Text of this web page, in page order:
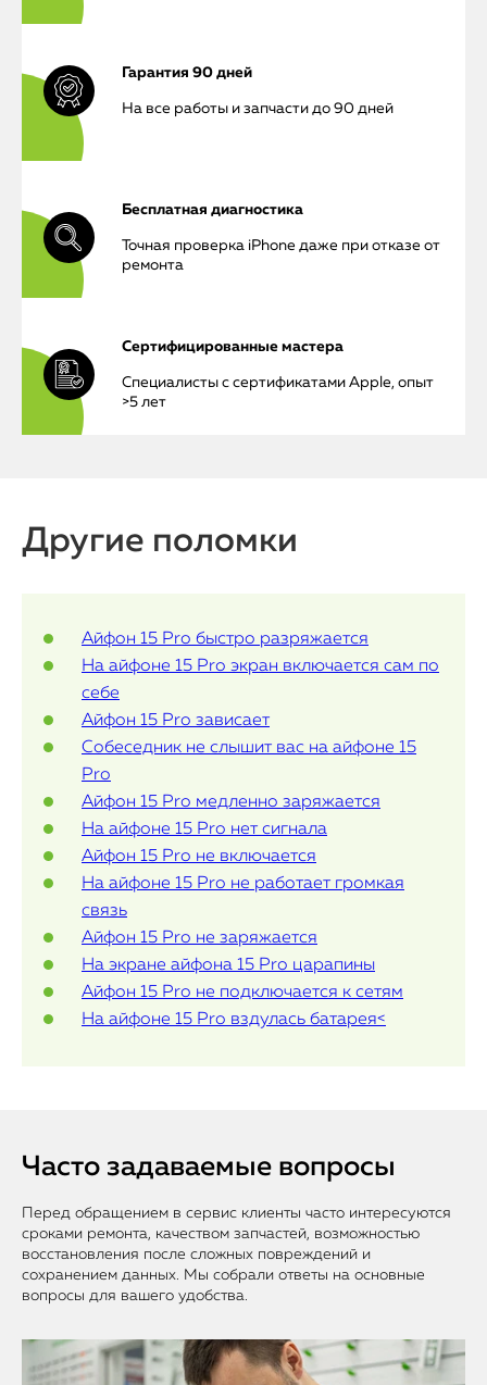
MacBook
iPad
iMac
Mac Mini
О нас
Контакты
Статьи
Гарантия 90 дней
На все работы и запчасти до 90 дней
Бесплатная диагностика
Точная проверка iPhone даже при отказе от
ремонта
Сертифицированные мастера
Специалисты с сертификатами Apple, опыт
>5 лет
Другие поломки
Айфон 15 Pro быстро разряжается
На айфоне 15 Pro экран включается сам по
себе
Айфон 15 Pro зависает
Собеседник не слышит вас на айфоне 15
Pro
Айфон 15 Pro медленно заряжается
На айфоне 15 Pro нет сигнала
Айфон 15 Pro не включается
На айфоне 15 Pro не работает громкая
связь
Айфон 15 Pro не заряжается
На экране айфона 15 Pro царапины
Айфон 15 Pro не подключается к сетям
На айфоне 15 Pro вздулась батарея<
Часто задаваемые вопросы
Перед обращением в сервис клиенты часто интересуются
сроками ремонта, качеством запчастей, возможностью
восстановления после сложных повреждений и
сохранением данных. Мы собрали ответы на основные
вопросы для вашего удобства.